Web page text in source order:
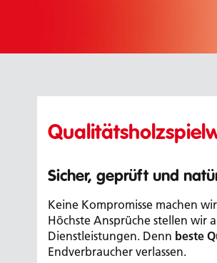
Sicher, geprüft und
Keine Kompromisse machen
Höchste Ansprüche stellen wir
Dienstleistungen. Denn beste
Endverbraucher verlassen.